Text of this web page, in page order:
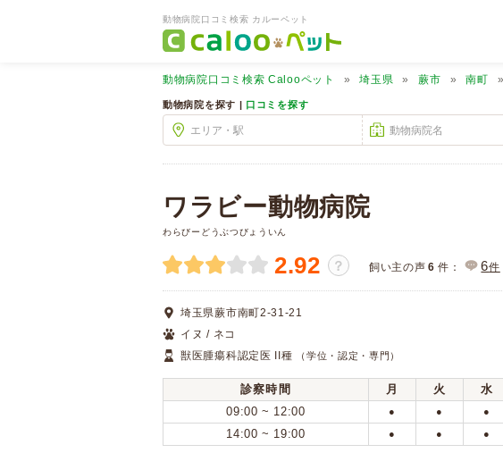
動物病院口コミ検索 カルーペット
動物病院口コミ検索 Calooペット 埼玉県 蕨市 南町
動物病院を探す | 口コミを探す
ワラビー動物病院
わらびーどうぶつびょういん
2.92 ？ 飼い主の声 6 件： 6件
埼玉県蕨市南町2-31-21
イヌ / ネコ
獣医腫瘍科認定医 II種
（学位・認定・専門）
診察時間 月 火 水
09:00 ~ 12:00
● ● ●
14:00 ~ 19:00 ● ● ●